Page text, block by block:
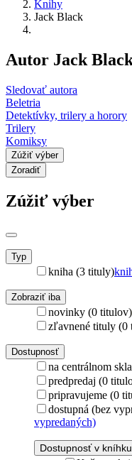
Knihy
Jack Black
Autor Jack
Sledovať autora
Beletria
Detektívky, trilery a horory
Trilery
Komiksy
Zúžiť výber
Zoradiť
Zúžiť výber
Typ
kniha (3 tituly)
Zobraziť iba
novinky (0 titulov)
zľavnené tituly (0
Dostupnosť
na centrálnom
predpredaj (0
pripravujeme (0
dostupná (bez
vypredaných)
Dostupnosť v